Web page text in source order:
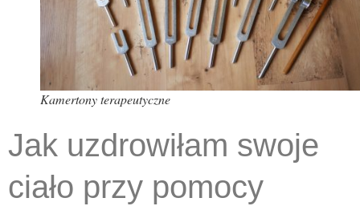
Kamertony terapeutyczne
Jak uzdrowiłam swoje
ciało przy pomocy